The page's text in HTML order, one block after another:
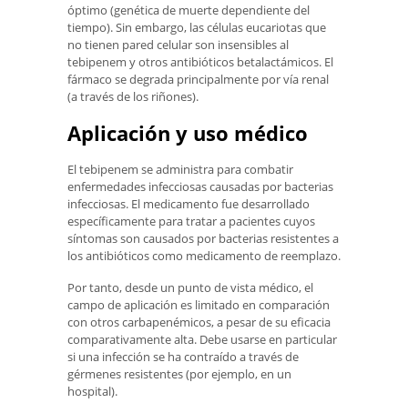
óptimo (genética de muerte dependiente del
tiempo). Sin embargo, las células eucariotas que
no tienen pared celular son insensibles al
tebipenem y otros antibióticos betalactámicos. El
fármaco se degrada principalmente por vía renal
(a través de los riñones).
Aplicación y uso médico
El tebipenem se administra para combatir
enfermedades infecciosas causadas por bacterias
infecciosas. El medicamento fue desarrollado
específicamente para tratar a pacientes cuyos
síntomas son causados ​​por bacterias resistentes a
los antibióticos como medicamento de reemplazo.
Por tanto, desde un punto de vista médico, el
campo de aplicación es limitado en comparación
con otros carbapenémicos, a pesar de su eficacia
comparativamente alta. Debe usarse en particular
si una infección se ha contraído a través de
gérmenes resistentes (por ejemplo, en un
hospital).